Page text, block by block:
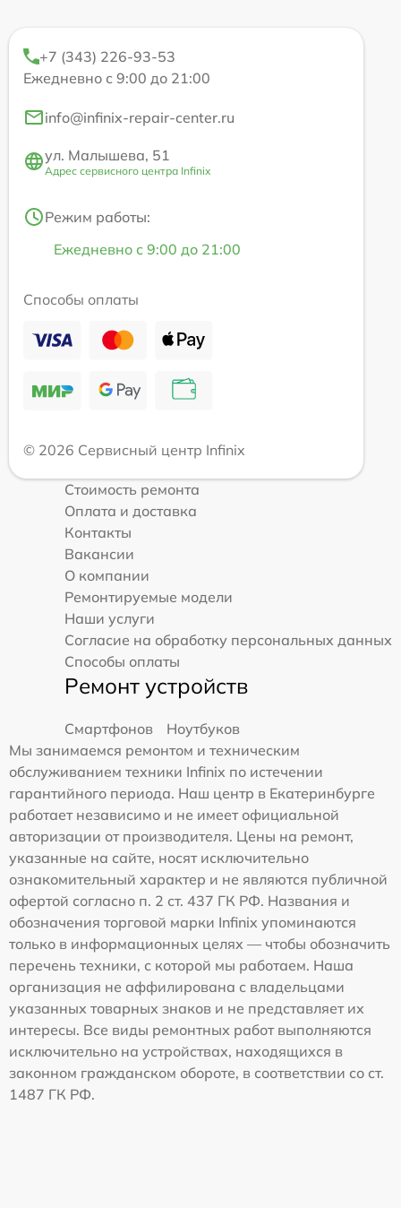
+7 (343) 226-93-53
Ежедневно с 9:00 до 21:00
info@infinix-repair-center.ru
ул. Малышева, 51
Адрес сервисного центра Infinix
Режим работы:
Ежедневно с 9:00 до 21:00
Способы оплаты
© 2026 Сервисный центр Infinix
Стоимость ремонта
Оплата и доставка
Контакты
Вакансии
О компании
Ремонтируемые модели
Наши услуги
Согласие на обработку персональных данных
Способы оплаты
Ремонт устройств
Смартфонов
Ноутбуков
Мы занимаемся ремонтом и техническим
обслуживанием техники Infinix по истечении
гарантийного периода. Наш центр в Екатеринбурге
работает независимо и не имеет официальной
авторизации от производителя. Цены на ремонт,
указанные на сайте, носят исключительно
ознакомительный характер и не являются публичной
офертой согласно п. 2 ст. 437 ГК РФ. Названия и
обозначения торговой марки Infinix упоминаются
только в информационных целях — чтобы обозначить
перечень техники, с которой мы работаем. Наша
организация не аффилирована с владельцами
указанных товарных знаков и не представляет их
интересы. Все виды ремонтных работ выполняются
исключительно на устройствах, находящихся в
законном гражданском обороте, в соответствии со ст.
1487 ГК РФ.